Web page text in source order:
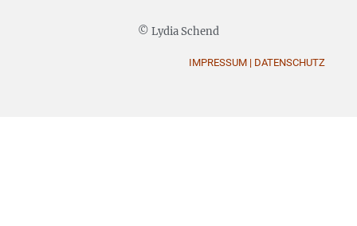
© Lydia Schend
IMPRESSUM | DATENSCHUTZ